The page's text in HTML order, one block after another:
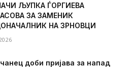
ЉУПКА ЃОРГИЕВА
ЗА ЗАМЕНИК
НА ЗРНОВЦИ
доби пријава за напад